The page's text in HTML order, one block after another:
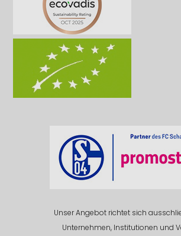
Unser Angebot richtet sich
Unternehmen, Institutionen und